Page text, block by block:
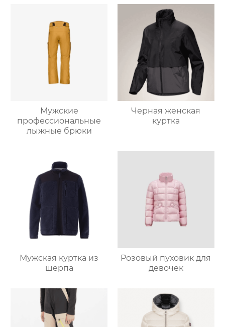
Мужские
профессиональные
лыжные брюки
Черная женская
куртка
Мужская куртка из
шерпа
Розовый пуховик для
девочек